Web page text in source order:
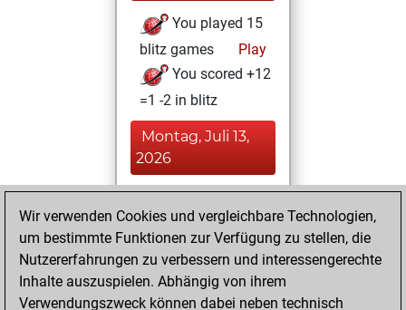
You played 15
blitz games
Play
You scored +12
=1 -2 in blitz
Montag, Juli 13,
2026
You played 14
slow games
Play
You scored +12
=1 -1 in slow games
Wir verwenden Cookies und vergleichbare Technologien,
um bestimmte Funktionen zur Verfügung zu stellen, die
Nutzererfahrungen zu verbessern und interessengerechte
Inhalte auszuspielen. Abhängig von ihrem
Verwendungszweck können dabei neben technisch